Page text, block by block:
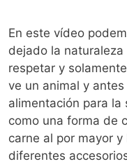
En este vídeo
dejado la
respetar y
ve un animal y
alimentación para la
como una forma de
carne al por mayor
diferentes